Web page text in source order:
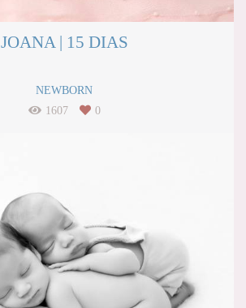
JOANA | 15 DIAS
NEWBORN
1607
0